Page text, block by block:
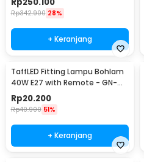
Rp342.900 28%
+ Keranjang
TaffLED Fitting Lampu Bohlam
40W E27 with Remote - GN-
428
Rp20.200
Rp40.900 51%
+ Keranjang